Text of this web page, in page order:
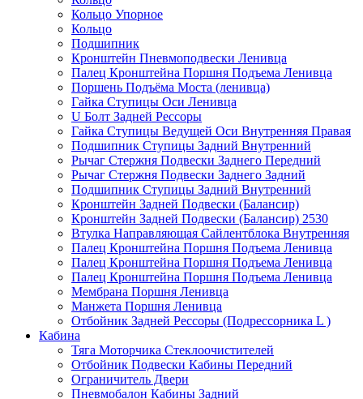
Кольцо Упорное
Кольцо
Подшипник
Кронштейн Пневмоподвески Ленивца
Палец Кронштейна Поршня Подъема Ленивца
Поршень Подъёма Моста (ленивца)
Гайка Ступицы Оси Ленивца
U Болт Задней Рессоры
Гайка Ступицы Ведущей Оси Внутренняя Правая
Подшипник Ступицы Задний Внутренний
Рычаг Стержня Подвески Заднего Передний
Рычаг Стержня Подвески Заднего Задний
Подшипник Ступицы Задний Внутренний
Кронштейн Задней Подвески (Балансир)
Кронштейн Задней Подвески (Балансир) 2530
Втулка Направляющая Сайлентблока Внутренняя
Палец Кронштейна Поршня Подъема Ленивца
Палец Кронштейна Поршня Подъема Ленивца
Палец Кронштейна Поршня Подъема Ленивца
Мембрана Поршня Ленивца
Манжета Поршня Ленивца
Отбойник Задней Рессоры (Подрессорника L )
Кабина
Тяга Моторчика Стеклоочистителей
Отбойник Подвески Кабины Передний
Ограничитель Двери
Пневмобалон Кабины Задний